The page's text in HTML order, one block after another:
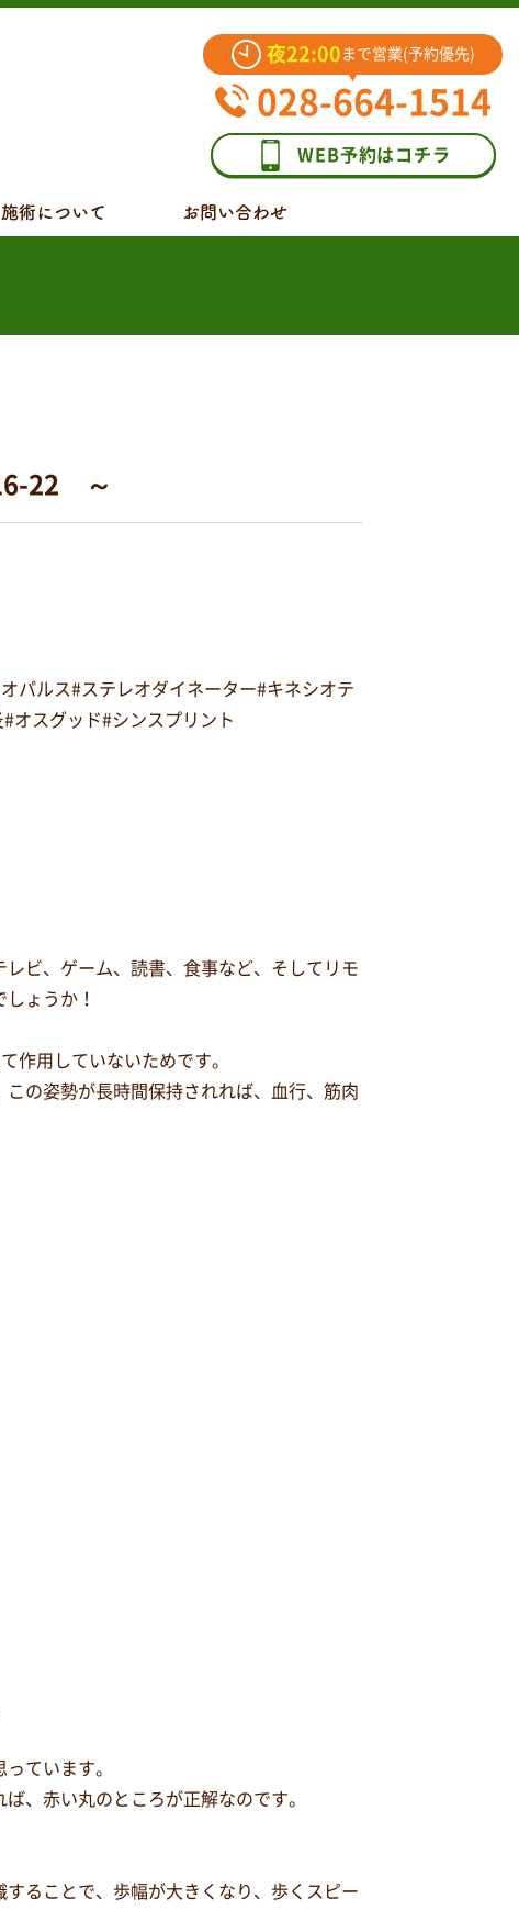
夜22:00 まで営業(予約優先)
028-664-1514
WEB予約はコチラ
施術について お問い合わせ
22 ～
パルス#ステレオダイネーター#キネシオテ
オスグッド#シンスプリント
ビ、ゲーム、読書、食事など、そしてリモ
ょうか！
作用していないためです。
の姿勢が長時間保持されれば、血行、筋肉
ています。
、赤い丸のところが正解なのです。
ることで、歩幅が大きくなり、歩くスピー